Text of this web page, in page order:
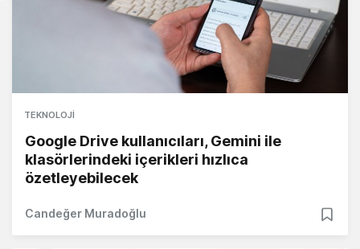
TEKNOLOJI
Google Drive kullanıcıları, Gemini ile
klasörlerindeki içerikleri hızlıca
özetleyebilecek
Candeğer Muradoğlu